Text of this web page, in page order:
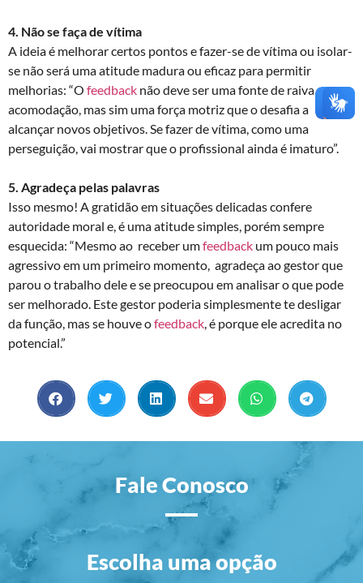
4. Não se faça de vítima
A ideia é melhorar certos pontos e fazer-se de vítima ou isolar-
se não será uma atitude madura ou eficaz para permitir
melhorias: “O feedback não deve ser uma fonte de raiva ou
acomodação, mas sim uma força motriz que o desafia a
alcançar novos objetivos. Se fazer de vítima, como uma
perseguição, vai mostrar que o profissional ainda é imaturo”.
5. Agradeça pelas palavras
Isso mesmo! A gratidão em situações delicadas confere
autoridade moral e, é uma atitude simples, porém sempre
esquecida: “Mesmo ao receber umfeedback um pouco mais
agressivo em um primeiro momento, agradeça ao gestor que
parou o trabalho dele e se preocupou em analisar o que pode
ser melhorado. Este gestor poderia simplesmente te desligar
da função, mas se houve ofeedback , é porque ele acredita no
potencial.”
Fale Conosco
Escolha uma opção